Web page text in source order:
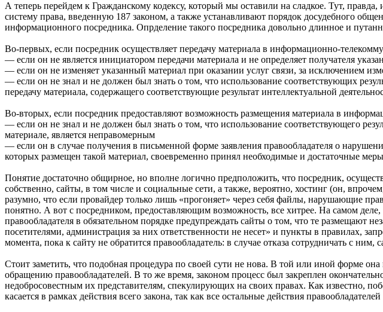
А теперь перейдем к Гражданскому кодексу, который мы оставили на сладкое. Тут,
систему права, введенную 187 законом, а также устанавливают порядок досудебного
информационного посредника. Опрделение такого посредника довольно длинное и
Во-первых, если посредник осуществляет передачу материала в информационно-
— если он не является инициатором передачи материала и не определяет получателя
— если он не изменяет указанный материал при оказании услуг связи, за исключением
— если он не знал и не должен был знать о том, что использование соответствующих
передачу материала, содержащего соответствующие результат интеллектуальной
Во-вторых, если посредник предоставляют возможность размещения материала в
— если он не знал и не должен был знать о том, что использование соответствующего
материале, является неправомерным
— если он в случае получения в письменной форме заявления правообладателя о
которых размещен такой материал, своевременно принял необходимые и достаточные
Понятие достаточно общирное, но вполне логично предположить, что посредник,
собственно, сайты, в том числе и социальные сети, а также, вероятно, хостинг (он,
разумно, что если провайдер только лишь «прогоняет» через себя файлы, нарушающие
понятно. А вот с посредником, предоставляющим возможность, все хитрее. На самом деле,
правообладателя в обязательном порядке предупреждать сайты о том, что те размещают
посетителями, администрация за них ответственности не несет» и пункты в правилах,
момента, пока к сайту не обратится правообладатель: в случае отказа сотрудничать с
Стоит заметить, что подобная процедура по своей сути не нова. В той или иной форме
обращению правообладателей. В то же время, законом процесс был закреплен
недобросовестным их представителям, спекулирующих на своих правах. Как известно,
касается в рамках действия всего закона, так как все остальные действия